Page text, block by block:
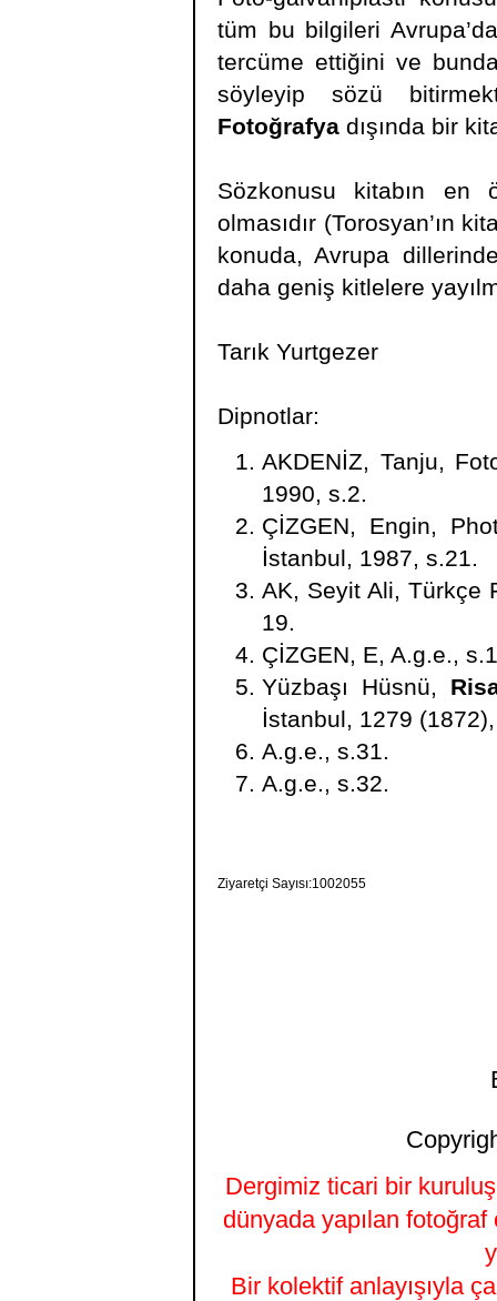
tüm bu bilgileri
tercüme ettiğini ve
söyleyip sözü
Fotoğrafya dışında bir
Sözkonusu kitabın en
olmasıdır (Torosyan’ın
konuda, Avrupa
daha geniş kitlelere
Tarık Yurtgezer
Dipnotlar:
AKDENİZ, Tanju,
1990, s.2.
ÇİZGEN, Engin,
İstanbul, 1987, s.21.
AK, Seyit Ali, Türkçe
19.
ÇİZGEN, E, A.g.e.,
Yüzbaşı Hüsnü,
İstanbul, 1279
A.g.e., s.31.
A.g.e., s.32.
Ziyaretçi Sayısı:1002055
Dergimiz ticari bir kuruluş
dünyada yapılan fotoğraf
Bir kolektif anlayışıyla